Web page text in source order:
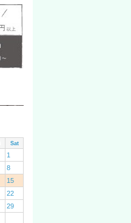
Sat
1
8
15
22
29